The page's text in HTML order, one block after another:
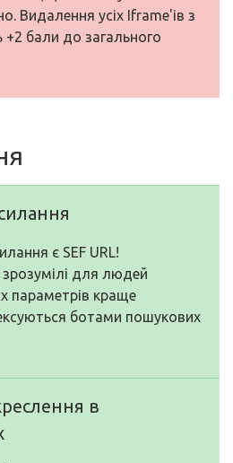
Видалення усіх Iframe'ів з
бали до загального
є SEF URL!
для людей
параметрів краще
ботами пошукових
в